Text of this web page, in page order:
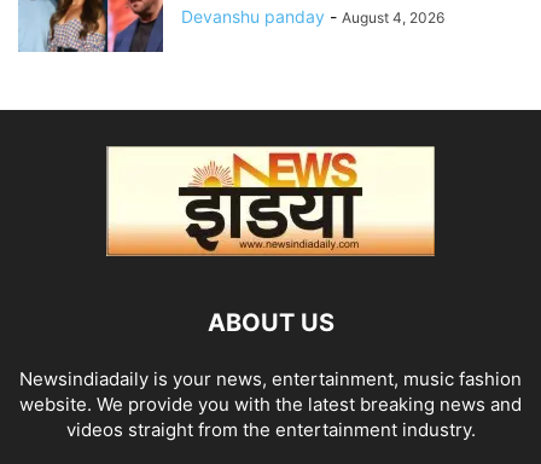
Devanshu panday - August 4, 2026
ABOUT US
Newsindiadaily is your news, entertainment, music fashion
website. We provide you with the latest breaking news and
videos straight from the entertainment industry.